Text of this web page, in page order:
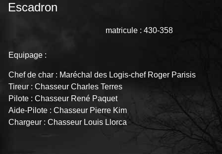
Escadron
matricule : 430-358
Equipage :
Chef de char : Maréchal des Logis-chef Roger Parisis
Tireur : Chasseur Charles Terres
Pilote : Chasseur René Paquet
Aide-Pilote : Chasseur Pierre Kim
Chargeur : Chasseur Louis Llorca